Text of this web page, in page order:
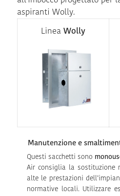
aspiranti Wolly.
Linea Wolly
Manutenzione e
Questi sacchetti sono
Air consiglia la sostituzione
alte le prestazioni
normative locali. Utilizzare